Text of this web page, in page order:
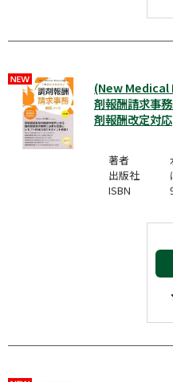
(New Medical
剤報酬請求事
剤報酬改定対応
著者
出版社
ISBN